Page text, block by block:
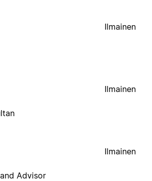
Ilmainen
Ilmainen
Advisor
Ilmainen